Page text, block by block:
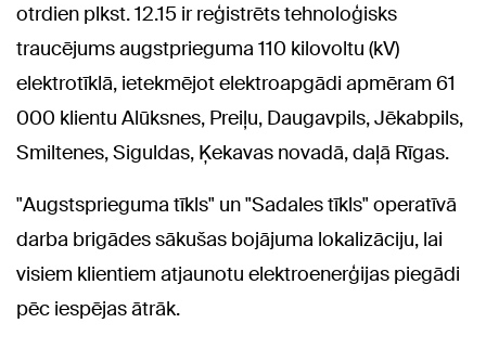
otrdien plkst. 12.15 ir reģistrēts tehnoloģisks
traucējums augstprieguma 110 kilovoltu (kV)
elektrotīklā, ietekmējot elektroapgādi apmēram 61
000 klientu Alūksnes, Preiļu, Daugavpils, Jēkabpils,
Smiltenes, Siguldas, Ķekavas novadā, daļā Rīgas.
"Augstsprieguma tīkls" un "Sadales tīkls" operatīvā
darba brigādes sākušas bojājuma lokalizāciju, lai
visiem klientiem atjaunotu elektroenerģijas piegādi
pēc iespējas ātrāk.